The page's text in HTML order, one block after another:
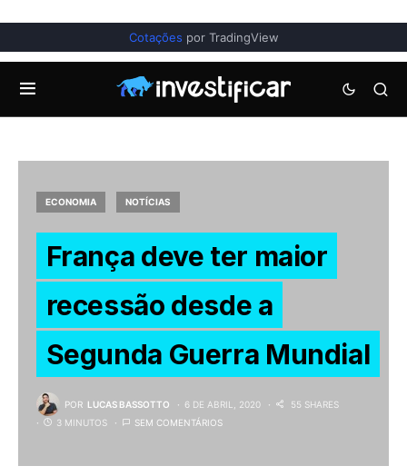
Cotações por TradingView
ECONOMIA NOTÍCIAS
França deve ter maior
recessão desde a
Segunda Guerra Mundial
POR LUCAS BASSOTTO 6 DE ABRIL, 2020
55 SHARES
3 MINUTOS
SEM COMENTÁRIOS